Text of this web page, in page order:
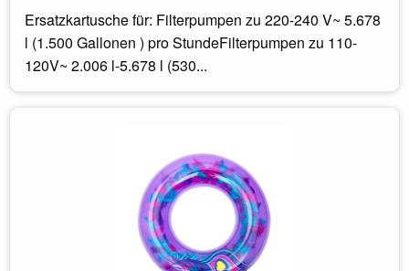
Ersatzkartusche für: Filterpumpen zu 220-240 V~ 5.678
l (1.500 Gallonen ) pro StundeFilterpumpen zu 110-
120V~ 2.006 l-5.678 l (530...